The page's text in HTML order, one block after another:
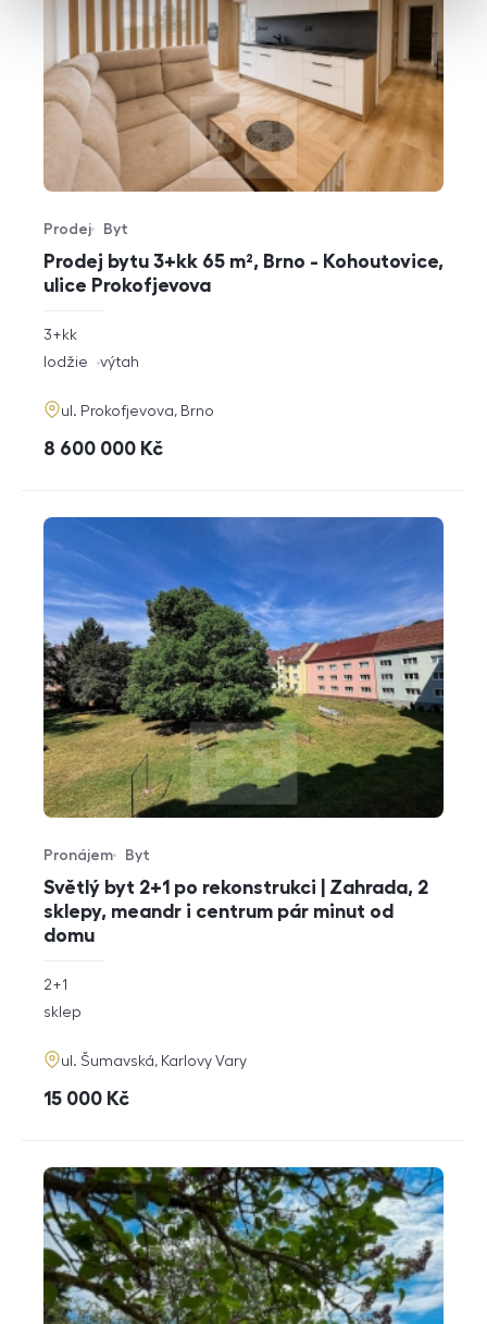
Prodej bytu 3+kk 65 m², Brno - Kohoutovice,
ulice Prokofjevova
Typ nabídky
Prodej
Typ nemovitosti
Byt
rozměry
dispozice
3+kk
funkce
lodžie výtah
adresa
ul. Prokofjevova, Brno
cena
8 600 000 Kč
Světlý byt 2+1 po rekonstrukci | Zahrada, 2
sklepy, meandr i centrum pár minut od
domu
Typ nabídky
Pronájem
Typ nemovitosti
Byt
rozměry
dispozice
2+1
funkce
sklep
adresa
ul. Šumavská, Karlovy Vary
cena
15 000 Kč